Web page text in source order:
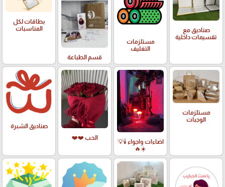
صناديق مع
تقسيمات داخلية
مستلزمات
التغليف
قسم الطباعة
بطاقات لكل
المناسبات
مستلزمات
الوجبات
اضاءات واجواء 🕯️💡
☀️🔥
الحب ❤️❤️
صناديق الشبرة